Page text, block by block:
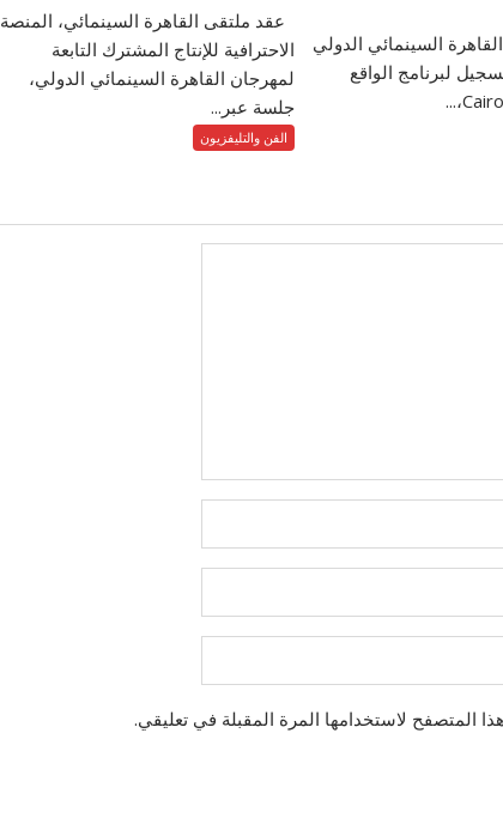
السينمائي الدولي
لبرنامج الواقع
عقد ملتقى القاهرة السينمائي، المنصة
الاحترافية للإنتاج المشترك التابعة
لمهرجان القاهرة السينمائي الدولي،
جلسة عبر...
الفن والتليفزيون
المتصفح لاستخدامها المرة المقبلة في تعليقي.